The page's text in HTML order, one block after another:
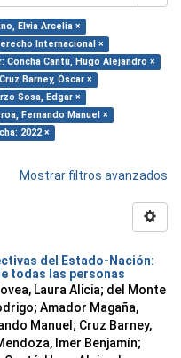
Elvia Arcelia ×
Internacional ×
Concha Cantú, Hugo Alejandro ×
Barney, Óscar ×
Sosa, Edgar ×
Fernando Manuel ×
2022 ×
Mostrar filtros avanzados
del Estado-Nación:
todas las personas
Laura Alicia; del Monte
; Amador Magaña,
Manuel ; Cruz Barney,
Imer Benjamín;